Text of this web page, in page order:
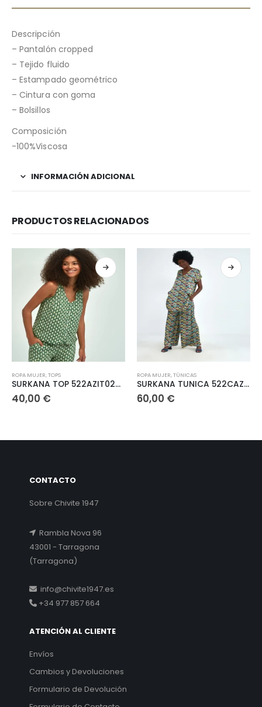
Descripción
– Pantalón cropped
– Tejido fluido
– Estampado geométrico
– Cintura con goma
– Bolsillos
Composición
-100%Viscosa
INFORMACIÓN ADICIONAL
PRODUCTOS RELACIONADOS
Este producto tiene múltiples variantes. Las opciones se pueden elegir en la página de producto
ROPA MUJER,TOPS
SURKANA TOP 522AZIT024/02
40,00 €
Este producto tiene múltiples variantes. Las opciones se pueden elegir en la página de producto
ROPA MUJER,TÚNICAS
SURKANA TUNICA 522CAZO123/61
60,00 €
CONTACTO
Sobre Chivite 1947
Rambla Nova 96
43001 - Tarragona
(Tarragona)
info@chivite1947.es
+34 977 857 664
ATENCIÓN AL CLIENTE
Envíos
Cambios y Devoluciones
Formulario de Devolución